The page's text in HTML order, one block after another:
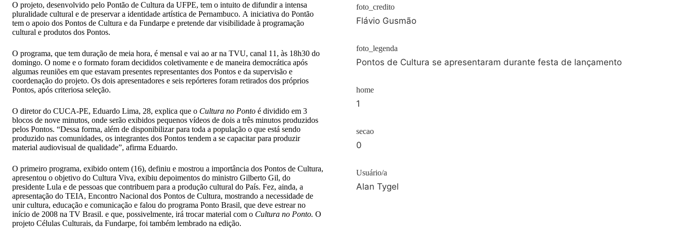
O projeto, desenvolvido pelo Pontão de Cultura da UFPE, tem o intuito de difundir a intensa
pluralidade cultural e de preservar a identidade artística de Pernambuco. A iniciativa do Pontão
tem o apoio dos Pontos de Cultura e da Fundarpe e pretende dar visibilidade à programação
cultural e produtos dos Pontos.
O programa, que tem duração de meia hora, é mensal e vai ao ar na TVU, canal 11, às 18h30 do
domingo. O nome e o formato foram decididos coletivamente e de maneira democrática após
algumas reuniões em que estavam presentes representantes dos Pontos e da supervisão e
coordenação do projeto. Os dois apresentadores e seis repórteres foram retirados dos próprios
Pontos, após criteriosa seleção.
O diretor do CUCA-PE, Eduardo Lima, 28, explica que o Cultura no Ponto é dividido em 3
blocos de nove minutos, onde serão exibidos pequenos vídeos de dois a três minutos produzidos
pelos Pontos. “Dessa forma, além de disponibilizar para toda a população o que está sendo
produzido nas comunidades, os integrantes dos Pontos tendem a se capacitar para produzir
material audiovisual de qualidade”, afirma Eduardo.
O primeiro programa, exibido ontem (16), definiu e mostrou a importância dos Pontos de Cultura,
apresentou o objetivo do Cultura Viva, exibiu depoimentos do ministro Gilberto Gil, do
presidente Lula e de pessoas que contribuem para a produção cultural do País. Fez, ainda, a
apresentação do TEIA, Encontro Nacional dos Pontos de Cultura, mostrando a necessidade de
unir cultura, educação e comunicação e falou do programa Ponto Brasil, que deve estrear no
início de 2008 na TV Brasil. e que, possivelmente, irá trocar material com o Cultura no Ponto. O
projeto Células Culturais, da Fundarpe, foi também lembrado na edição.
foto_credito
Flávio Gusmão
foto_legenda
Pontos de Cultura se apresentaram durante festa de lançamento
home
1
secao
0
Usuário/a
Alan Tygel